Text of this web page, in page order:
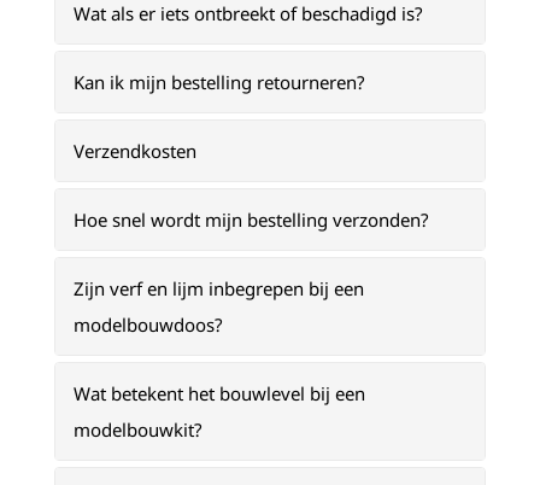
Wat als er iets ontbreekt of beschadigd is?
Kan ik mijn bestelling retourneren?
Verzendkosten
Hoe snel wordt mijn bestelling verzonden?
Zijn verf en lijm inbegrepen bij een
modelbouwdoos?
Wat betekent het bouwlevel bij een
modelbouwkit?